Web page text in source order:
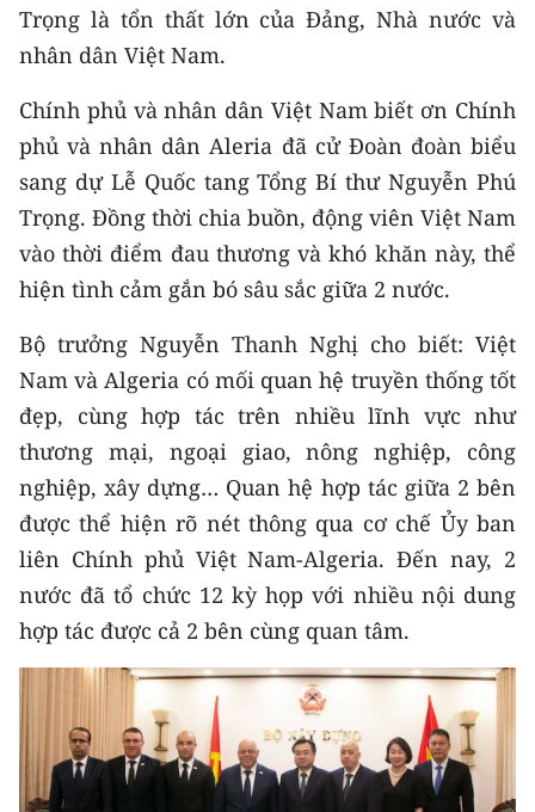
Video
Media Kinh tế
Media Văn hóa
Media Xã hội
Media Pháp luật
Media Du lịch
Media Thế giới
Media Thể thao
Media Giáo dục
Media Y tế
Media Khoa học - Công nghệ
Infographic
Trọng là tổn thất lớn của Đảng, Nhà nước và
nhân dân Việt Nam.
Chính phủ và nhân dân Việt Nam biết ơn Chính
phủ và nhân dân Aleria đã cử Đoàn đoàn biểu
sang dự Lễ Quốc tang Tổng Bí thư Nguyễn Phú
Trọng. Đồng thời chia buồn, động viên Việt Nam
vào thời điểm đau thương và khó khăn này, thể
hiện tình cảm gắn bó sâu sắc giữa 2 nước.
Bộ trưởng Nguyễn Thanh Nghị cho biết: Việt
Nam và Algeria có mối quan hệ truyền thống tốt
đẹp, cùng hợp tác trên nhiều lĩnh vực như
thương mại, ngoại giao, nông nghiệp, công
nghiệp, xây dựng… Quan hệ hợp tác giữa 2 bên
được thể hiện rõ nét thông qua cơ chế Ủy ban
liên Chính phủ Việt Nam-Algeria. Đến nay, 2
nước đã tổ chức 12 kỳ họp với nhiều nội dung
hợp tác được cả 2 bên cùng quan tâm.